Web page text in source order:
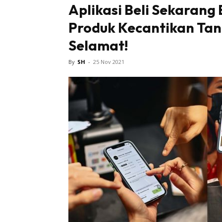
Aplikasi Beli Sekarang
Produk Kecantikan
Selamat!
By SH - 25 Nov 2021